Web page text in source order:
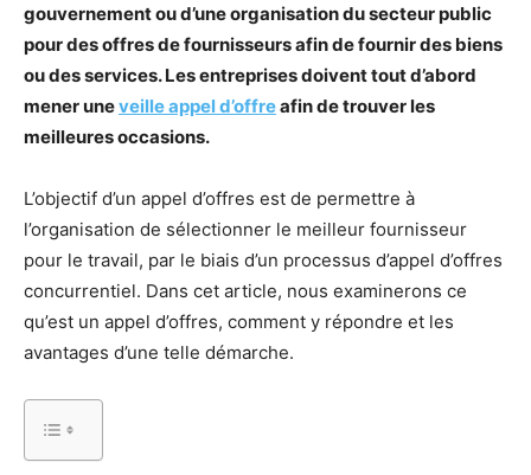
gouvernement ou d’une organisation du secteur public
pour des offres de fournisseurs afin de fournir des biens
ou des services. Les entreprises doivent tout d’abord
mener uneveille appel d’offreafin de trouver les
meilleures occasions.
L’objectif d’un appel d’offres est de permettre à
l’organisation de sélectionner le meilleur fournisseur
pour le travail, par le biais d’un processus d’appel d’offres
concurrentiel. Dans cet article, nous examinerons ce
qu’est un appel d’offres, comment y répondre et les
avantages d’une telle démarche.